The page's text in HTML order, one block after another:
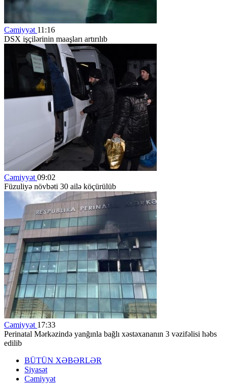
Cəmiyyət 11:16
DSX işçilərinin maaşları artırılıb
Cəmiyyət 09:02
Füzuliyə növbəti 30 ailə köçürülüb
Cəmiyyət 17:33
Perinatal Mərkəzində yanğınla bağlı xəstəxananın 3 vəzifəlisi həbs
edilib
BÜTÜN XƏBƏRLƏR
Siyasət
Cəmiyyət